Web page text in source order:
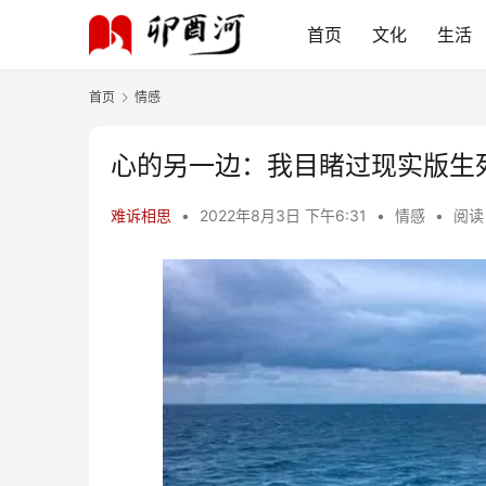
首页 文化 生活
首页 情感
心的另一边：我目睹过现实版生
难诉相思 • 2022年8月3日 下午6:31 • 情感 • 阅